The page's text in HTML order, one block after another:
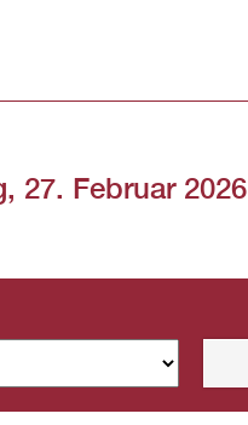
27. Februar 2026